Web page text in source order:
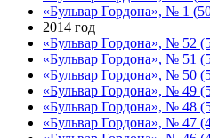
«Бульвар Гордона», № 1
2014 год
«Бульвар Гордона», № 52
«Бульвар Гордона», № 51
«Бульвар Гордона», № 50
«Бульвар Гордона», № 49
«Бульвар Гордона», № 48
«Бульвар Гордона», № 47